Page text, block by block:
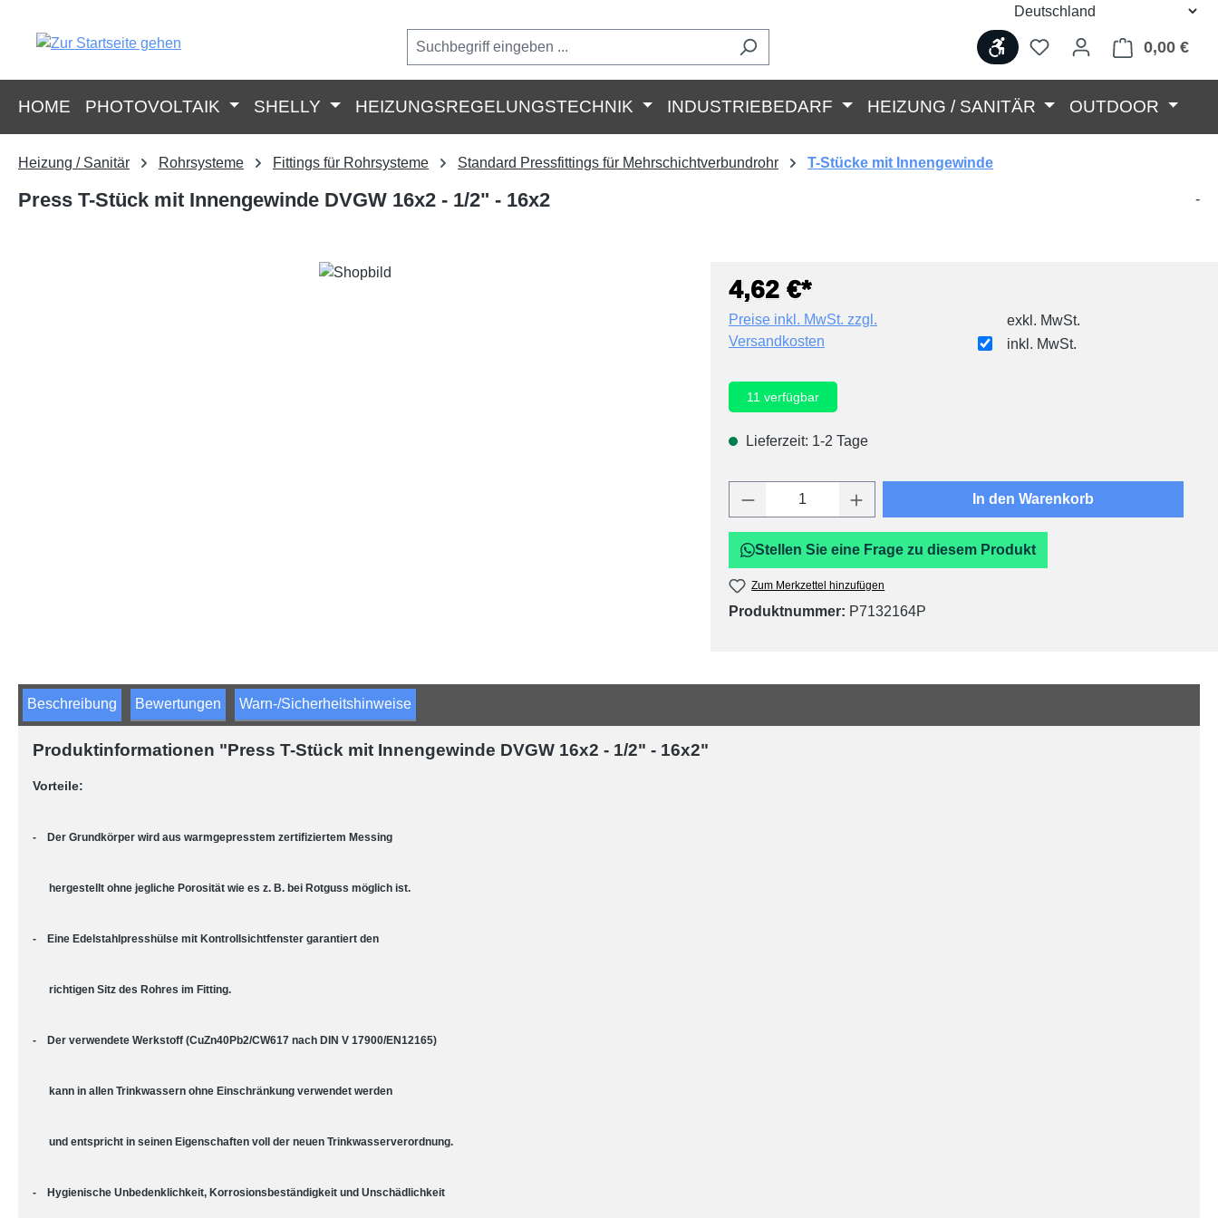
Werkzeugleiste anzeigen
0,00 €
HOME PHOTOVOLTAIK SHELLY HEIZUNGSREGELUNGSTECHNIK INDUSTRIEBEDARF HEIZUNG / SANITÄR OUTDOOR
Heizung / Sanitär Rohrsysteme Fittings für Rohrsysteme Standard Pressfittings für Mehrschichtverbundrohr T-Stücke mit Innengewinde
Press T-Stück mit Innengewinde DVGW 16x2 - 1/2" - 16x2 -
4,62 €*
Preise inkl. MwSt. zzgl.
Versandkosten
exkl. MwSt.
inkl. MwSt.
11 verfügbar
Lieferzeit: 1-2 Tage
Produkt Anzahl: Gib den gewünschten Wert ein
In den Warenkorb
Stellen Sie eine Frage zu diesem Produkt
Zum Merkzettel hinzufügen
Produktnummer: P7132164P
Beschreibung Bewertungen Warn-/Sicherheitshinweise
Produktinformationen "Press T-Stück mit Innengewinde DVGW 16x2 - 1/2" - 16x2"
Vorteile:
- Der Grundkörper wird aus warmgepresstem zertifiziertem Messing
hergestellt ohne jegliche Porosität wie es z. B. bei Rotguss möglich ist.
- Eine Edelstahlpresshülse mit Kontrollsichtfenster garantiert den
richtigen Sitz des Rohres im Fitting.
- Der verwendete Werkstoff (CuZn40Pb2/CW617 nach DIN V 17900/EN12165)
kann in allen Trinkwassern ohne Einschränkung verwendet werden
und entspricht in seinen Eigenschaften voll der neuen Trinkwasserverordnung.
- Hygienische Unbedenklichkeit, Korrosionsbeständigkeit und Unschädlichkeit